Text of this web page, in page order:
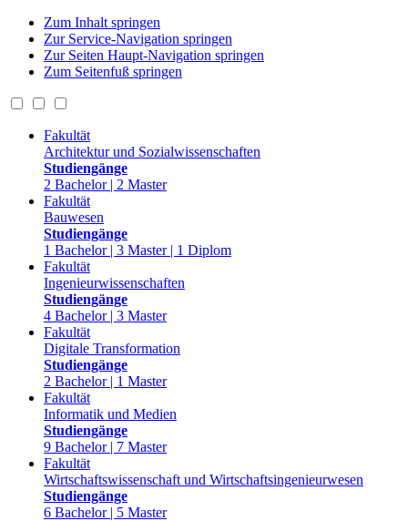
Zum Inhalt springen
Zur Service-Navigation springen
Zur Seiten Haupt-Navigation springen
Zum Seitenfuß springen
Fakultät
Architektur und Sozialwissenschaften
Studiengänge
2 Bachelor | 2 Master
Fakultät
Bauwesen
Studiengänge
1 Bachelor | 3 Master | 1 Diplom
Fakultät
Ingenieurwissenschaften
Studiengänge
4 Bachelor | 3 Master
Fakultät
Digitale Transformation
Studiengänge
2 Bachelor | 1 Master
Fakultät
Informatik und Medien
Studiengänge
9 Bachelor | 7 Master
Fakultät
Wirtschaftswissenschaft und Wirtschaftsingenieurwesen
Studiengänge
6 Bachelor | 5 Master